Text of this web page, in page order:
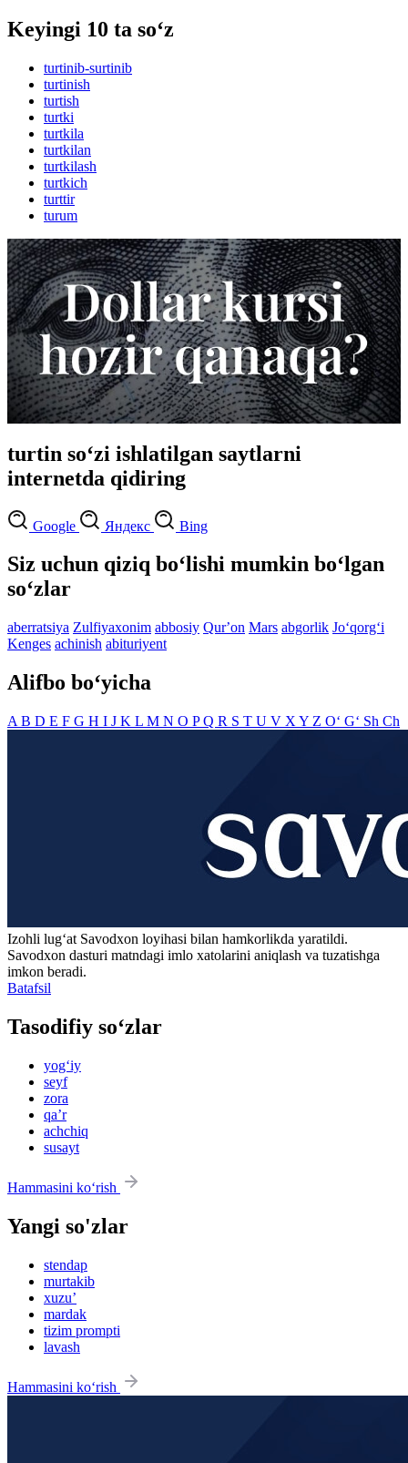
Keyingi 10 ta so‘z
turtinib-surtinib
turtinish
turtish
turtki
turtkila
turtkilan
turtkilash
turtkich
turttir
turum
turtin so‘zi ishlatilgan saytlarni
internetda qidiring
Google Яндекс Bing
Siz uchun qiziq bo‘lishi mumkin bo‘lgan
so‘zlar
aberratsiya Zulfiyaxonim abbosiy Qurʼon Mars abgorlik Jo‘qorg‘i
Kenges achinish abituriyent
Alifbo bo‘yicha
A B D E F G H I J K L M N O PQ R S T U V X Y Z O‘ G‘ Sh Ch
Izohli lugʻat Savodxon loyihasi bilan hamkorlikda yaratildi.
Savodxon dasturi matndagi imlo xatolarini aniqlash va tuzatishga
imkon beradi.
Batafsil
Tasodifiy so‘zlar
yog‘iy
seyf
zora
qaʼr
achchiq
susayt
Hammasini ko‘rish
Yangi so'zlar
stendap
murtakib
xuzu’
mardak
tizim prompti
lavash
Hammasini ko‘rish